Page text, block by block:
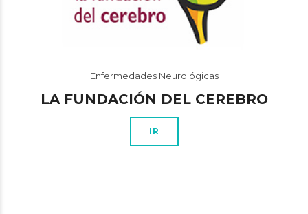
Enfermedades Neurológicas
LA FUNDACIÓN DEL CEREBRO
IR